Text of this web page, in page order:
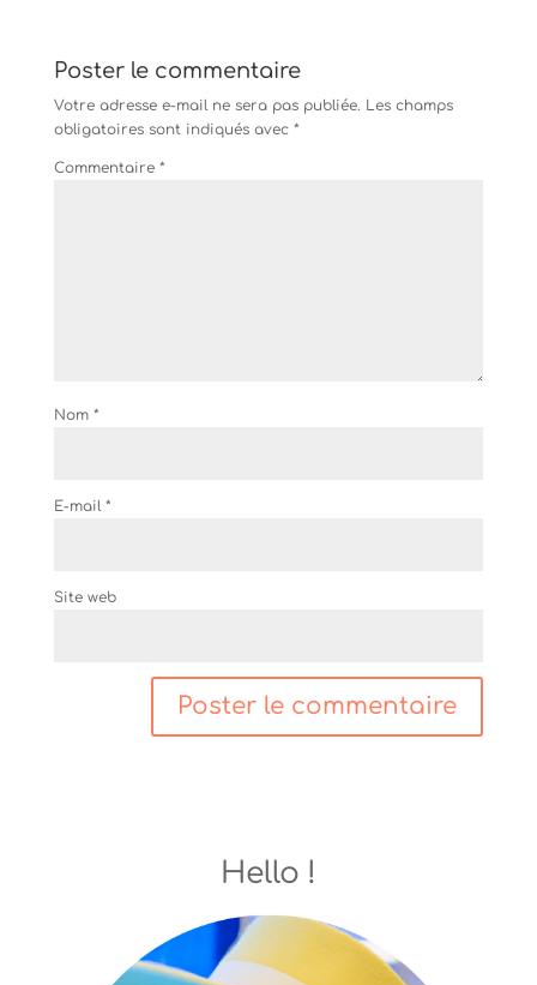
Poster le commentaire
Votre adresse e-mail ne sera pas publiée. Les champs
obligatoires sont indiqués avec *
Commentaire *
Nom *
E-mail *
Site web
Hello !